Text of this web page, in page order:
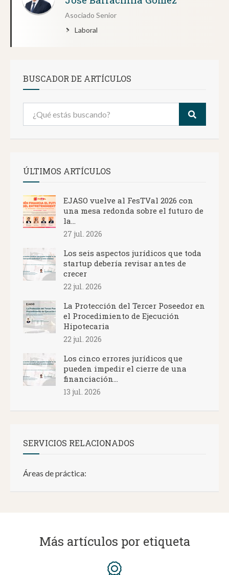
Asociado Senior
Laboral
BUSCADOR DE ARTÍCULOS
ÚLTIMOS ARTÍCULOS
EJASO vuelve al FesTVal 2026 con
una mesa redonda sobre el futuro de
la...
27 jul. 2026
Los seis aspectos jurídicos que toda
startup debería revisar antes de
crecer
22 jul. 2026
La Protección del Tercer Poseedor en
el Procedimiento de Ejecución
Hipotecaria
22 jul. 2026
Los cinco errores jurídicos que
pueden impedir el cierre de una
financiación...
13 jul. 2026
SERVICIOS RELACIONADOS
Áreas de práctica:
Más artículos por etiqueta